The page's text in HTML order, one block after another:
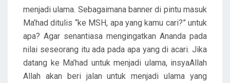
menjadi ulama. Sebagaimana banner di pintu masuk
Ma’had ditulis “ke MSH, apa yang kamu cari?” untuk
apa? Agar senantiasa mengingatkan Ananda pada
nilai seseorang itu ada pada apa yang di acari. Jika
datang ke Ma’had untuk menjadi ulama, insyaAllah
Allah akan beri jalan untuk menjadi ulama yang